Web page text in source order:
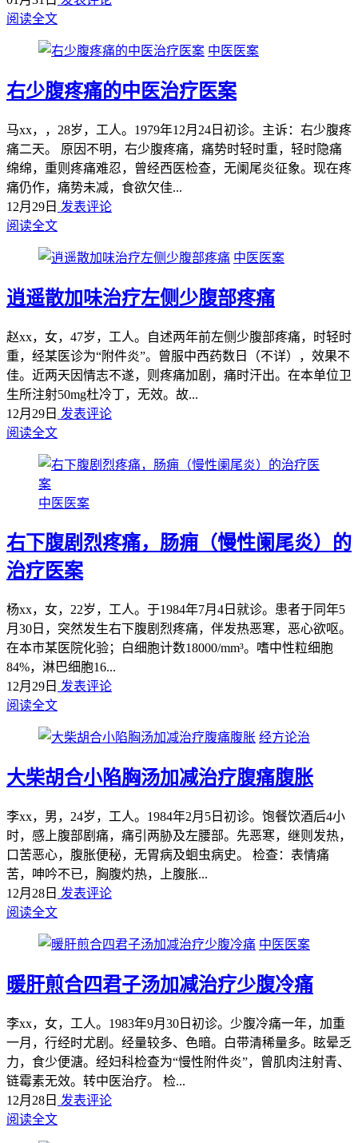
阅读全文
中医医案
右少腹疼痛的中医治疗医案
马xx，，28岁，工人。1979年12月24日初诊。主诉：右少腹疼
痛二天。 原因不明，右少腹疼痛，痛势时轻时重，轻时隐痛
绵绵，重则疼痛难忍，曾经西医检查，无阑尾炎征象。现在疼
痛仍作，痛势未减，食欲欠佳...
12月29日 发表评论
阅读全文
中医医案
逍遥散加味治疗左侧少腹部疼痛
赵xx，女，47岁，工人。自述两年前左侧少腹部疼痛，时轻时
重，经某医诊为“附件炎”。曾服中西药数日（不详），效果不
佳。近两天因情志不遂，则疼痛加剧，痛时汗出。在本单位卫
生所注射50mg杜冷丁，无效。故...
12月29日 发表评论
阅读全文
中医医案
右下腹剧烈疼痛，肠痈（慢性阑尾炎）的
治疗医案
杨xx，女，22岁，工人。于1984年7月4日就诊。患者于同年5
月30日，突然发生右下腹剧烈疼痛，伴发热恶寒，恶心欲呕。
在本市某医院化验；白细胞计数18000/mm³。嗜中性粒细胞
84%，淋巴细胞16...
12月29日 发表评论
阅读全文
经方论治
大柴胡合小陷胸汤加减治疗腹痛腹胀
李xx，男，24岁，工人。1984年2月5日初诊。饱餐饮酒后4小
时，感上腹部剧痛，痛引两胁及左腰部。先恶寒，继则发热，
口苦恶心，腹胀便秘，无胃病及蛔虫病史。 检查：表情痛
苦，呻吟不已，胸腹灼热，上腹胀...
12月28日 发表评论
阅读全文
中医医案
暖肝煎合四君子汤加减治疗少腹冷痛
李xx，女，工人。1983年9月30日初诊。少腹冷痛一年，加重
一月，行经时尤剧。经量较多、色暗。白带清稀量多。眩晕乏
力，食少便溏。经妇科检查为“慢性附件炎”，曾肌肉注射青、
链霉素无效。转中医治疗。 检...
12月28日 发表评论
阅读全文